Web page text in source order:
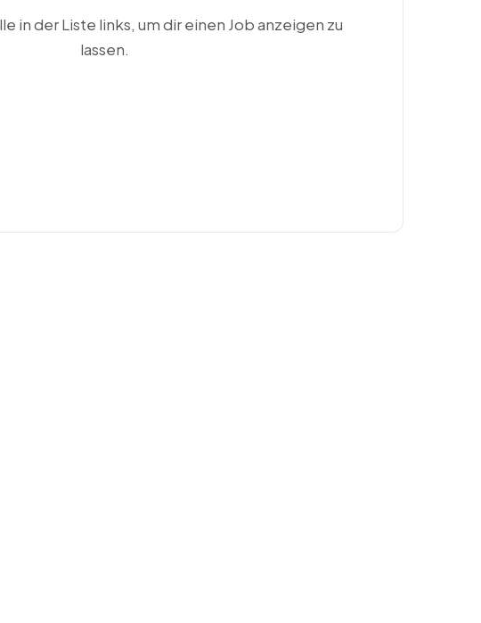
in der Liste links, um dir einen Job anzeigen zu
lassen.